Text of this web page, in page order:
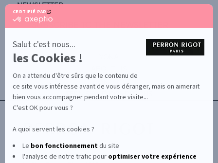
CERTIFIÉ PAR
certifié
En
savoir
plus
sur
Axeptio
Salut c'est nous...
les Cookies !
On a attendu d'être sûrs que le contenu de
ce site vous intéresse avant de vous déranger, mais on aimerait
bien vous accompagner pendant votre visite...
C'est OK pour vous ?
A quoi servent les cookies ?
Le bon fonctionnementdu site
l'analyse de notre trafic pour optimiservotre expérience
NEWSLETTER
SUBSCRIBE TO THE NEWSLETTER
CONTACT
TERMS AND CONDITIONS